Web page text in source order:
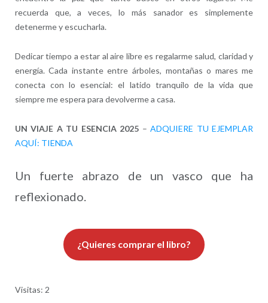
recuerda que, a veces, lo más sanador es simplemente
detenerme y escucharla.
Dedicar tiempo a estar al aire libre es regalarme salud, claridad y
energía. Cada instante entre árboles, montañas o mares me
conecta con lo esencial: el latido tranquilo de la vida que
siempre me espera para devolverme a casa.
UN VIAJE A TU ESENCIA 2025 –ADQUIERE TU EJEMPLAR
AQUÍ: TIENDA
Un fuerte abrazo de un vasco que ha
reflexionado.
¿Quieres comprar el libro?
Visitas: 2